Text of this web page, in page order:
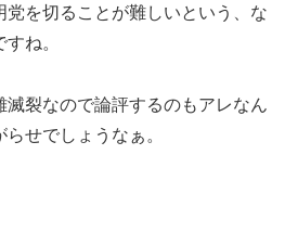
党を切ることが難しいという、な
ね。
滅裂なので論評するのもアレなん
せでしょうなぁ。